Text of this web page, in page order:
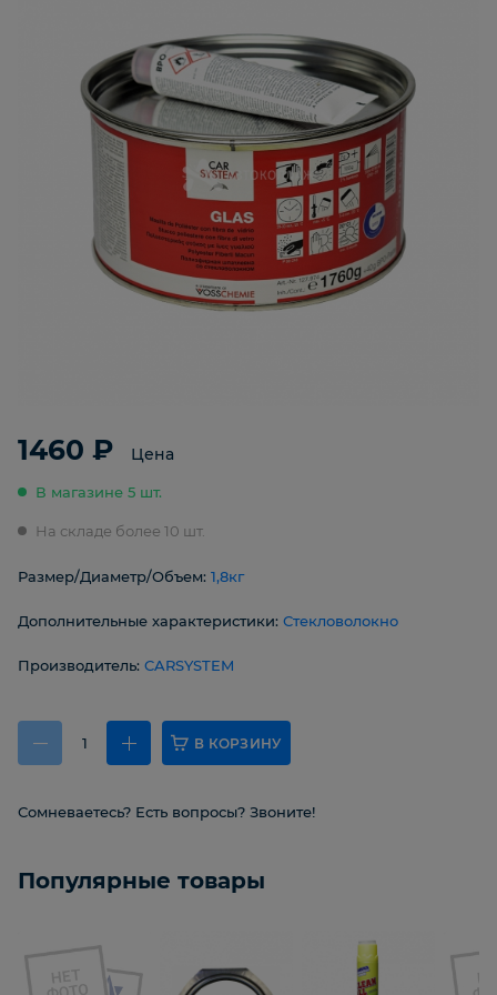
1460 ₽ Цена
В магазине 5 шт.
На складе более 10 шт.
Размер/Диаметр/Объем: 1,8кг
Дополнительные характеристики: Стекловолокно
Производитель: CARSYSTEM
В КОРЗИНУ
Сомневаетесь? Есть вопросы? Звоните!
Популярные товары